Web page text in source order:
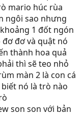
mario húc rùa
ngôi sao nhưng
1 đốt ngón
đơ và quật nó
thành hoa quả
thì sẽ teo nhỏ
màn 2 là con cá
nó là trò nào
son son với bản